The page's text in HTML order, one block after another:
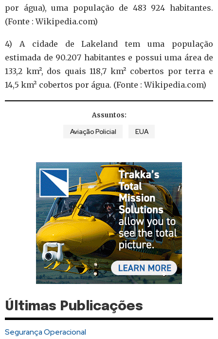
por água), uma população de 483 924 habitantes.
(Fonte : Wikipedia.com)
4) A cidade de Lakeland tem uma população
estimada de 90.207 habitantes e possui uma área de
133,2 km², dos quais 118,7 km² cobertos por terra e
14,5 km² cobertos por água. (Fonte : Wikipedia.com)
Assuntos:
Aviação Policial EUA
Últimas Publicações
Segurança Operacional